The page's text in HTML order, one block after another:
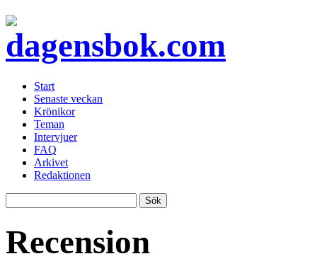
Start
Senaste veckan
Krönikor
Teman
Intervjuer
FAQ
Arkivet
Redaktionen
Recension